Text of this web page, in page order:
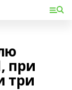
при
три